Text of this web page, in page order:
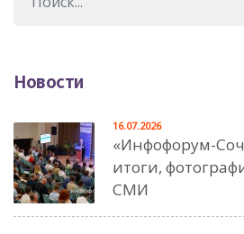
Новости
«Инфофорум-
итоги,
СМИ
16.07.2026